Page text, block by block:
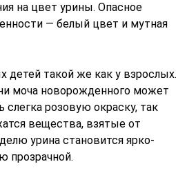
на цвет урины. Опасное
— белый цвет и мутная
детей такой же как у взрослых.
моча новорожденного может
розовую окраску, так
вещества, взятые от
урина становится ярко-
прозрачной.